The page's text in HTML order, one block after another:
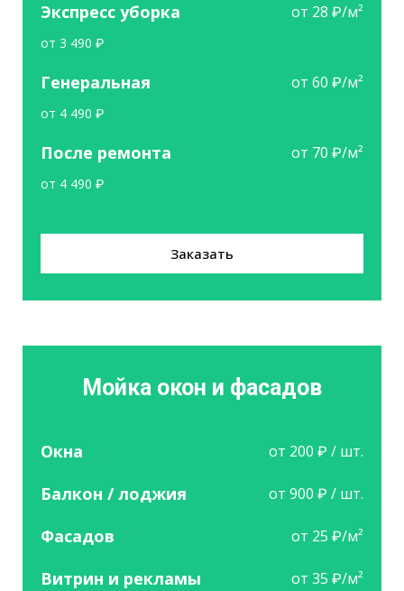
Экспресс уборка от 28 ₽/м²
от 3 490 ₽
Генеральная от 60 ₽/м²
от 4 490 ₽
После ремонта от 70 ₽/м²
от 4 490 ₽
Заказать
Мойка окон и фасадов
Окна от 200 ₽ / шт.
Балкон / лоджия от 900 ₽ / шт.
Фасадов от 25 ₽/м²
Витрин и рекламы от 35 ₽/м²